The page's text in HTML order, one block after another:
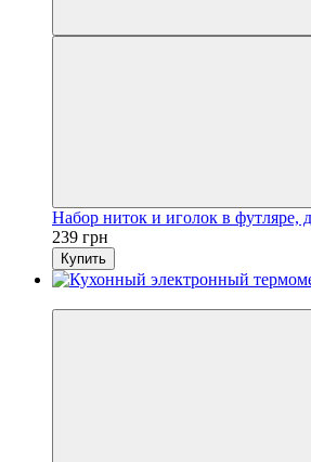
Набор ниток и иголок в футляре,
239 грн
Купить